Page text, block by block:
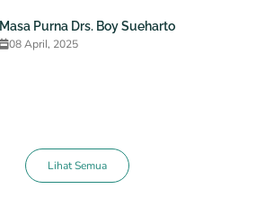
Masa Purna Drs. Boy Sueharto
08 April, 2025
Lihat Semua